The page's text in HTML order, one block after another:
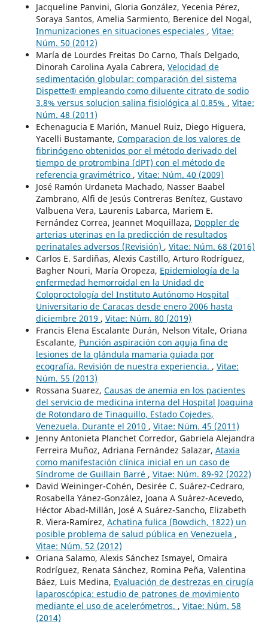
Jacqueline Panvini, Gloria González, Yecenia Pérez,
Soraya Santos, Amelia Sarmiento, Berenice del Nogal,
Inmunizaciones en situaciones especiales , Vitae:
Núm. 50 (2012)
María de Lourdes Freitas Do Carno, Thaís Delgado,
Dinorah Carolina Ayala Cabrera, Velocidad de
sedimentación globular: comparación del sistema
Dispette® empleando como diluente citrato de sodio
3.8% versus solucion salina fisiológica al 0.85% , Vitae:
Núm. 48 (2011)
Echenagucia E Marión, Manuel Ruiz, Diego Higuera,
Yacelli Bustamante, Comparacion de los valores de
fibrinógeno obtenidos por el método derivado del
tiempo de protrombina (dPT) con el método de
referencia gravimétrico , Vitae: Núm. 40 (2009)
José Ramón Urdaneta Machado, Nasser Baabel
Zambrano, Alfi de Jesús Contreras Benítez, Gustavo
Valbuena Vera, Laurenis Labarca, Mariem E.
Fernández Correa, Jeannet Moquillaza, Doppler de
arterias uterinas en la predicción de resultados
perinatales adversos (Revisión) , Vitae: Núm. 68 (2016)
Carlos E. Sardiñas, Alexis Castillo, Arturo Rodríguez,
Bagher Nouri, María Oropeza, Epidemiología de la
enfermedad hemorroidal en la Unidad de
Coloproctología del Instituto Autónomo Hospital
Universitario de Caracas desde enero 2006 hasta
diciembre 2019 , Vitae: Núm. 80 (2019)
Francis Elena Escalante Durán, Nelson Vitale, Oriana
Escalante, Punción aspiración con aguja fina de
lesiones de la glándula mamaria guiada por
ecografía. Revisión de nuestra experiencia. , Vitae:
Núm. 55 (2013)
Rossana Suarez, Causas de anemia en los pacientes
del servicio de medicina interna del Hospital Joaquina
de Rotondaro de Tinaquillo, Estado Cojedes,
Venezuela. Durante el 2010 , Vitae: Núm. 45 (2011)
Jenny Antonieta Planchet Corredor, Gabriela Alejandra
Ferreira Muñoz, Adriana Fernández Salazar, Ataxia
como manifestación clínica inicial en un caso de
Síndrome de Guillain Barré , Vitae: Núm. 89-92 (2022)
David Weininger-Cohén, Desirée C. Suárez-Cedraro,
Rosabella Yánez-González, Joana A Suárez-Acevedo,
Héctor Abad-Millán, José A Suárez-Sancho, Elizabeth
R. Viera-Ramírez, Achatina fulica (Bowdich, 1822) un
posible problema de salud pública en Venezuela ,
Vitae: Núm. 52 (2012)
Oriana Salamo, Alexis Sánchez Ismayel, Omaira
Rodríguez, Renata Sánchez, Romina Peña, Valentina
Báez, Luis Medina, Evaluación de destrezas en cirugía
laparoscópica: estudio de patrones de movimiento
mediante el uso de acelerómetros. , Vitae: Núm. 58
(2014)